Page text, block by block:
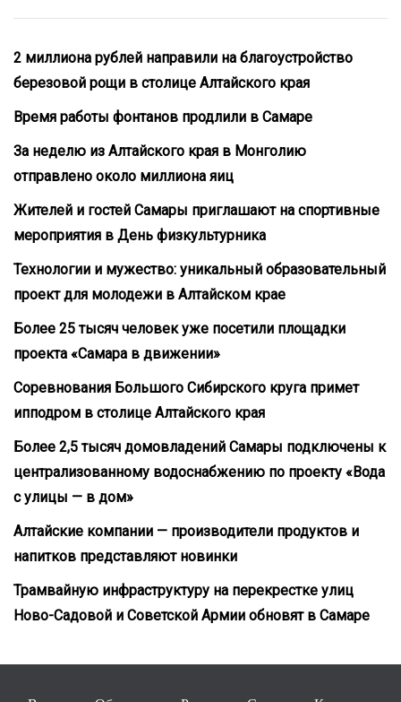
2 миллиона рублей направили на благоустройство
березовой рощи в столице Алтайского края
Время работы фонтанов продлили в Самаре
За неделю из Алтайского края в Монголию
отправлено около миллиона яиц
Жителей и гостей Самары приглашают на спортивные
мероприятия в День физкультурника
Технологии и мужество: уникальный образовательный
проект для молодежи в Алтайском крае
Более 25 тысяч человек уже посетили площадки
проекта «Самара в движении»
Соревнования Большого Сибирского круга примет
ипподром в столице Алтайского края
Более 2,5 тысяч домовладений Самары подключены к
централизованному водоснабжению по проекту «Вода
с улицы — в дом»
Алтайские компании — производители продуктов и
напитков представляют новинки
Трамвайную инфраструктуру на перекрестке улиц
Ново-Садовой и Советской Армии обновят в Самаре